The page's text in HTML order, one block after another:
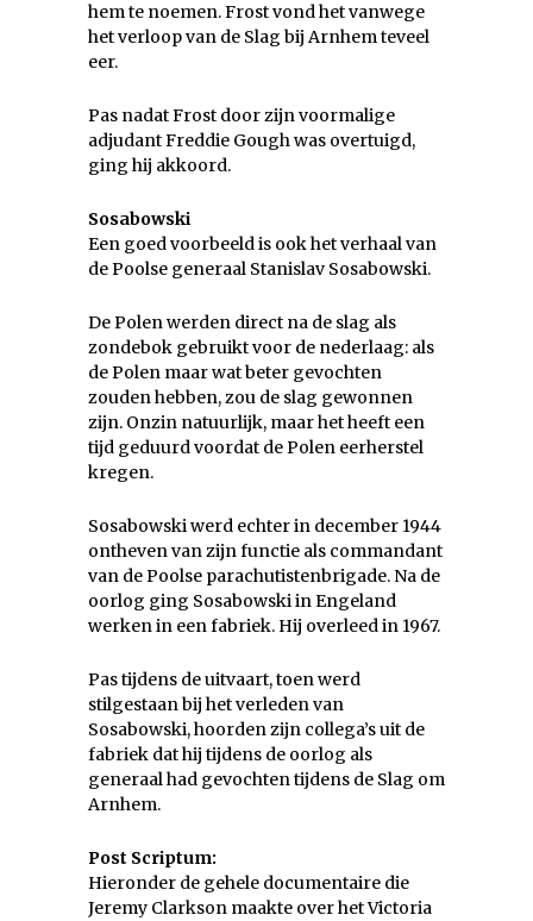
hem te noemen. Frost vond het vanwege
het verloop van de Slag bij Arnhem teveel
eer.
Pas nadat Frost door zijn voormalige
adjudant Freddie Gough was overtuigd,
ging hij akkoord.
Sosabowski
Een goed voorbeeld is ook het verhaal van
de Poolse generaal Stanislav Sosabowski.
De Polen werden direct na de slag als
zondebok gebruikt voor de nederlaag: als
de Polen maar wat beter gevochten
zouden hebben, zou de slag gewonnen
zijn. Onzin natuurlijk, maar het heeft een
tijd geduurd voordat de Polen eerherstel
kregen.
Sosabowski werd echter in december 1944
ontheven van zijn functie als commandant
van de Poolse parachutistenbrigade. Na de
oorlog ging Sosabowski in Engeland
werken in een fabriek. Hij overleed in 1967.
Pas tijdens de uitvaart, toen werd
stilgestaan bij het verleden van
Sosabowski, hoorden zijn collega’s uit de
fabriek dat hij tijdens de oorlog als
generaal had gevochten tijdens de Slag om
Arnhem.
Post Scriptum:
Hieronder de gehele documentaire die
Jeremy Clarkson maakte over het Victoria